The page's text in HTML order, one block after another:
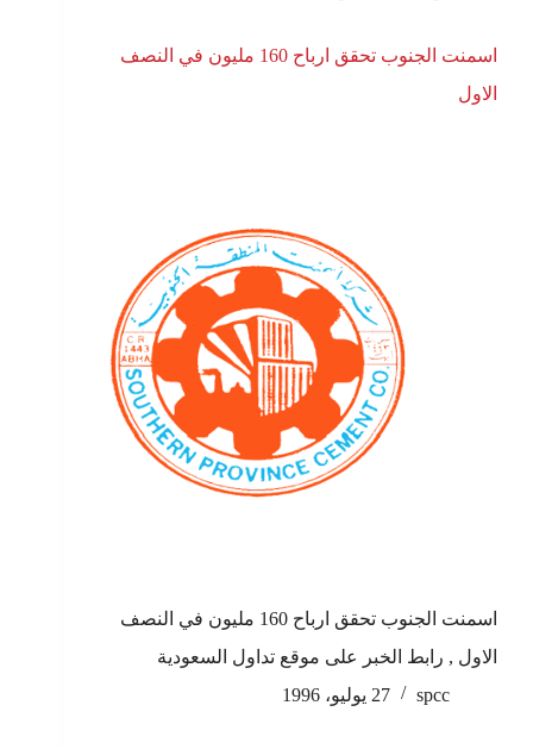
اسمنت الجنوب تحقق ارباح 160 مليون في النصف
الاول
اسمنت الجنوب تحقق ارباح 160 مليون في النصف
الاول , رابط الخبر على موقع تداول السعودية
spcc
27 يوليو، 1996